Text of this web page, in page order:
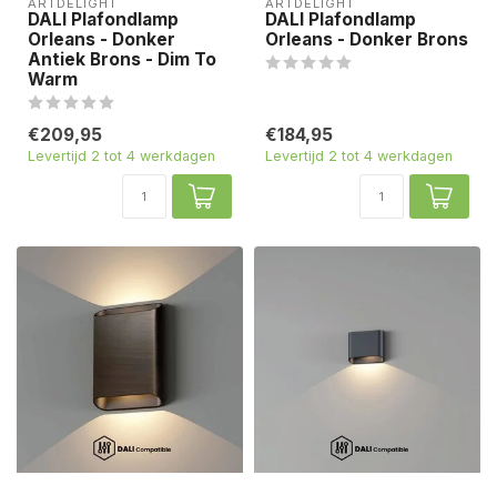
DALI Plafondlamp
Orleans - Donker
Antiek Brons - Dim To
Warm
€209,95
Levertijd 2 tot 4 werkdagen
DALI Plafondlamp
Orleans - Donker Brons
€184,95
Levertijd 2 tot 4 werkdagen